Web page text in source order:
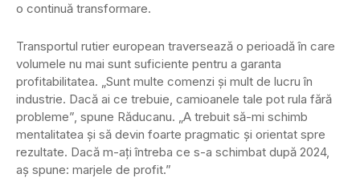
o continuă transformare.
Transportul rutier european traversează o perioadă în care
volumele nu mai sunt suficiente pentru a garanta
profitabilitatea. „Sunt multe comenzi și mult de lucru în
industrie. Dacă ai ce trebuie, camioanele tale pot rula fără
probleme”, spune Răducanu. „A trebuit să-mi schimb
mentalitatea și să devin foarte pragmatic și orientat spre
rezultate. Dacă m-ați întreba ce s-a schimbat după 2024,
aș spune: marjele de profit.”